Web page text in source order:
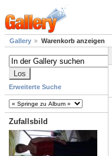
Gallery Warenkorb anzeigen
Erweiterte Suche
Zufallsbild